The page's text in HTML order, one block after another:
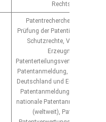
Rechtsschutz
Patentrecherche,
Prüfung der Patentierbarkeit,
Schutzrechte,
Erzeugnispatent,
Patenterteilungsverfahren,
Patentanmeldung,
Deutschland und Europe,
Patentanmeldung (PCT-
nationale Patentanmeldung im
(weltweit),